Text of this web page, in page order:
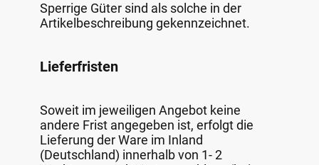
Sperrige Güter sind als solche in der
Artikelbeschreibung gekennzeichnet.
Lieferfristen
Soweit im jeweiligen Angebot keine
andere Frist angegeben ist, erfolgt die
Lieferung der Ware im Inland
(Deutschland) innerhalb von 1- 2